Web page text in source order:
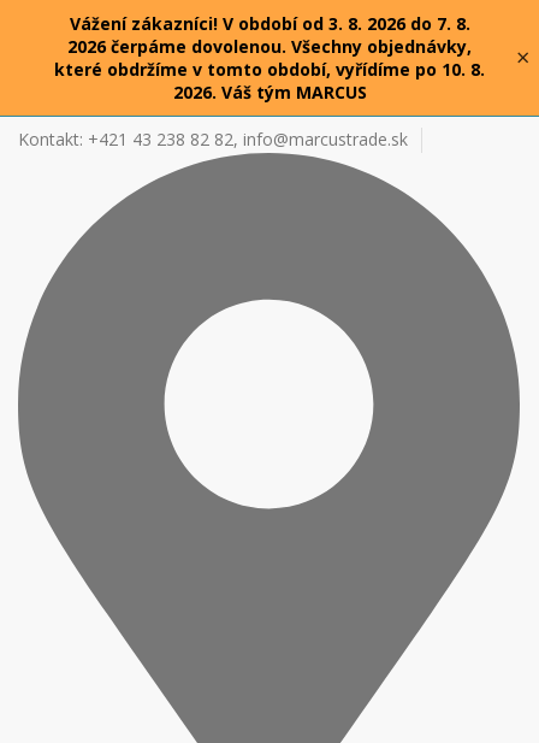
Vážení zákazníci! V období od 3. 8. 2026 do 7. 8.
2026 čerpáme dovolenou. Všechny objednávky,
které obdržíme v tomto období, vyřídíme po 10. 8.
2026. Váš tým MARCUS
×
Kontakt: +421 43 238 82 82, info@marcustrade.sk